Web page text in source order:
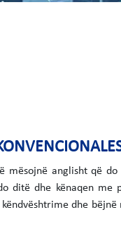
mësojnë anglisht që
ditë dhe kënaqen
dhe